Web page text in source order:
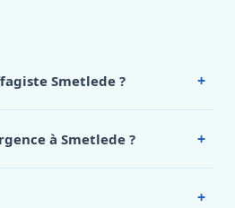
Smetlede ? +
53 24 26.à Smetlede ? +
+